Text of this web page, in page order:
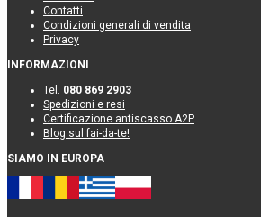
Contatti
Condizioni generali di vendita
Privacy
INFORMAZIONI
Tel. 080 869 2903
Spedizioni e resi
Certificazione antiscasso A2P
Blog sul fai-da-te!
SIAMO IN EUROPA